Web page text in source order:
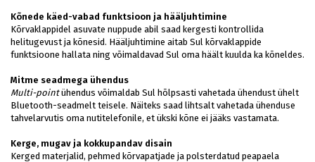
Kõnede käed-vabad funktsioon ja hääljuhtimine
Kõrvaklappidel asuvate nuppude abil saad kergesti kontrollida
helitugevust ja kõnesid. Hääljuhtimine aitab Sul kõrvaklappide
funktsioone hallata ning võimaldavad Sul oma häält kuulda ka kõneldes.
Mitme seadmega ühendus
Multi-pointühendus võimaldab Sul hõlpsasti vahetada ühendust ühelt
Bluetooth-seadmelt teisele. Näiteks saad lihtsalt vahetada ühenduse
tahvelarvutis oma nutitelefonile, et ükski kõne ei jääks vastamata.
Kerge, mugav ja kokkupandav disain
Kerged materjalid, pehmed kõrvapatjade ja polsterdatud peapaela